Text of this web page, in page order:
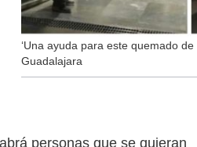
‘Una ayuda para este quemado
Guadalajara
personas que se quieran